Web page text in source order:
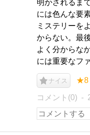
明かされるま
には色んな要
ミステリーを
からない。最
よく分からな
には重要なフ
ナイス ★8
コメント(0)